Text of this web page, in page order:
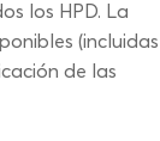
los HPD. La
(incluidas
de las